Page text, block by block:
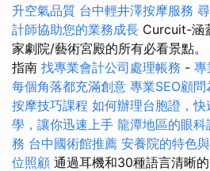
升空氣品質 台中輕井澤按摩服務
計師協助您的業務成長 Curcuit-涵
家劇院/藝術宮殿的所有必看景點。
指南 找專業會計公司處理帳務 - 專
每個角落都充滿創意 專業SEO顧
按摩技巧課程 如何辦理台胞證，快
學，讓你迅速上手 龍潭地區的眼科
務 台中國術館推薦 安養院的特色
位照顧 通過耳機和30種語言清晰的